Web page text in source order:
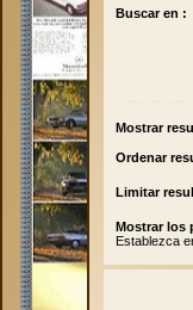
Buscar en :
Mostrar
Ordenar
Limitar
Mostrar los
Establezca